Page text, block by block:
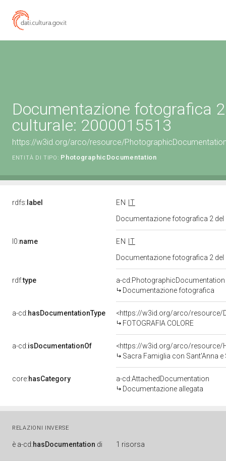
Documentazione fotografica
culturale: 2000015513
https://w3id.org/arco/resource/
ENTITÀ DI TIPO: PhotographicDocumentation
rdfs: label EN
IT
Documentazione fotografica 2
l0:name EN
IT
Documentazione fotografica 2
rdf:type
a-cd:PhotographicDocumentation
Documentazione fotografica
a-cd:hasDocumentationType
<https://w3id.org/arco/resource/
FOTOGRAFIA COLORE
a-cd:isDocumentationOf
<https://w3id.org/arco/resource/
Sacra Famiglia con Sant'Anna
core:hasCategory
a-cd:AttachedDocumentation
Documentazione allegata
RELAZIONI INVERSE
è a-cd:hasDocumentation di 1 risorsa